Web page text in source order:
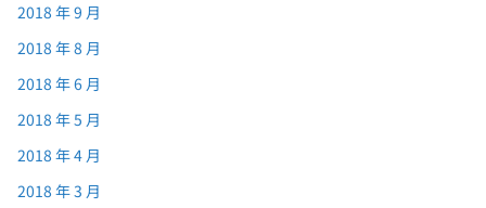
2018 年 9 月
2018 年 8 月
2018 年 6 月
2018 年 5 月
2018 年 4 月
2018 年 3 月